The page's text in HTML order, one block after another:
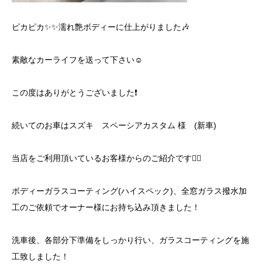
ピカピカ✨✨濡れ艶ボディーに仕上がりました🎶
素敵なカーライフを送って下さい☺️
この度はありがとうございました❗️
続いてのお車はスズキ スペーシアカスタム 様 (新車)
当店をご利用頂いているお客様からのご紹介です🙇‍♂️
ボディーガラスコーティング(ハイスペック)、全窓ガラス撥水加
工のご依頼でオーナー様にお持ち込み頂きました！
洗車後、各部分下準備をしっかり行い、ガラスコーティングを施
工致しました！